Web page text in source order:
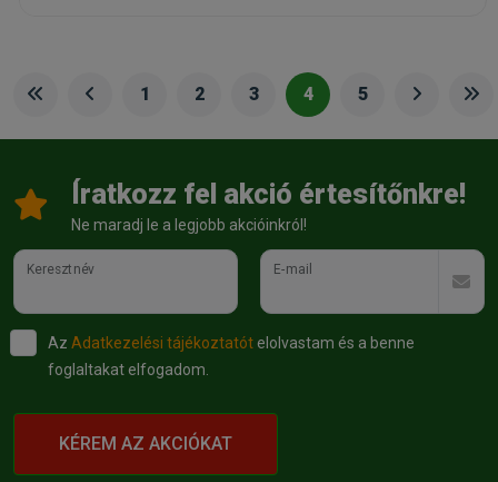
1 2 3 4 5
Íratkozz fel akció értesítőnkre!
Ne maradj le a legjobb akcióinkról!
Keresztnév E-mail
Az Adatkezelési tájékoztatót elolvastam és a benne
foglaltakat elfogadom.
KÉREM AZ AKCIÓKAT